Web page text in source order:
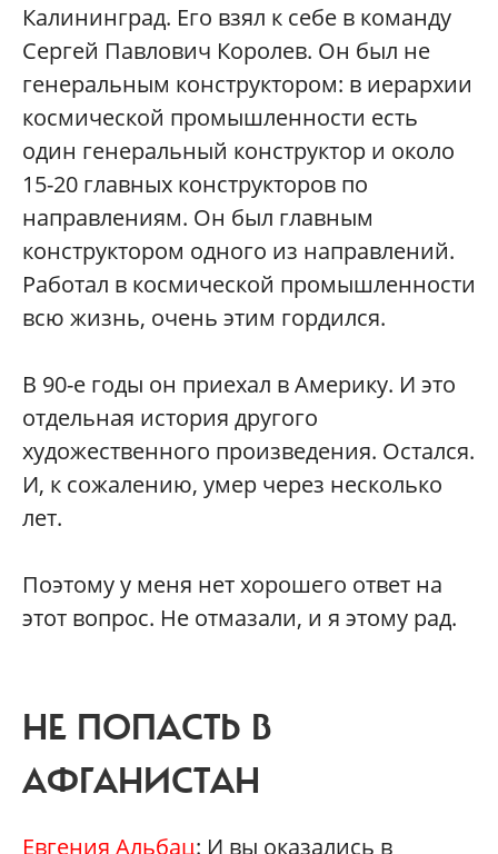
Калининград. Его взял к себе в команду
Сергей Павлович Королев. Он был не
генеральным конструктором: в иерархии
космической промышленности есть
один генеральный конструктор и около
15-20 главных конструкторов по
направлениям. Он был главным
конструктором одного из направлений.
Работал в космической промышленности
всю жизнь, очень этим гордился.
В 90-е годы он приехал в Америку. И это
отдельная история другого
художественного произведения. Остался.
И, к сожалению, умер через несколько
лет.
Поэтому у меня нет хорошего ответ на
этот вопрос. Не отмазали, и я этому рад.
НЕ ПОПАСТЬ В
АФГАНИСТАН
Евгения Альбац: И вы оказались в